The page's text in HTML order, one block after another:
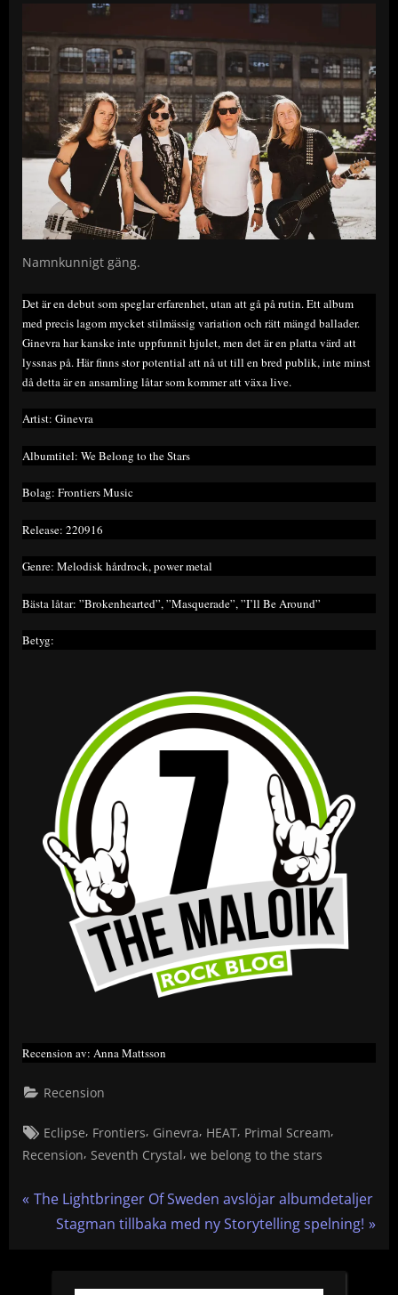
Namnkunnigt gäng.
Det är en debut som speglar erfarenhet, utan att gå på rutin. Ett album
med precis lagom mycket stilmässig variation och rätt mängd ballader.
Ginevra har kanske inte uppfunnit hjulet, men det är en platta värd att
lyssnas på. Här finns stor potential att nå ut till en bred publik, inte minst
då detta är en ansamling låtar som kommer att växa live.
Artist: Ginevra
Albumtitel: We Belong to the Stars
Bolag: Frontiers Music
Release: 220916
Genre: Melodisk hårdrock, power metal
Bästa låtar: ”Brokenhearted”, ”Masquerade”, ”I’ll Be Around”
Betyg:
Recension av: Anna Mattsson
Recension
Tags:
Eclipse, Frontiers, Ginevra, HEAT, Primal Scream,
Recension, Seventh Crystal, we belong to the stars
P
The Lightbringer Of Sweden avslöjar albumdetaljer
N
Stagman tillbaka med ny Storytelling spelning!